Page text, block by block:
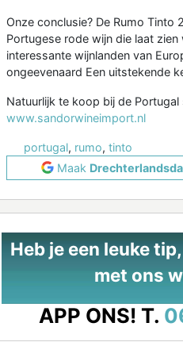
Onze conclusie? De Rumo Tinto
Portugese rode wijn die laat
interessante wijnlanden van
ongeevenaard Een uitstekende
Natuurlijk te koop bij de Portugal
www.sandorwineimport.nl
portugal, rumo, tinto
Maak
Heb je een leuke
met ons
APP ONS! T.